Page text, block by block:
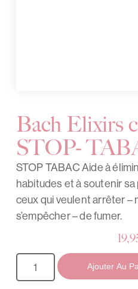
Bach Elixirs
STOP-
STOP TABAC Aide à
habitudes et à soutenir
ceux qui veulent arrêter –
s’empêcher – de fumer.
Ajouter Au